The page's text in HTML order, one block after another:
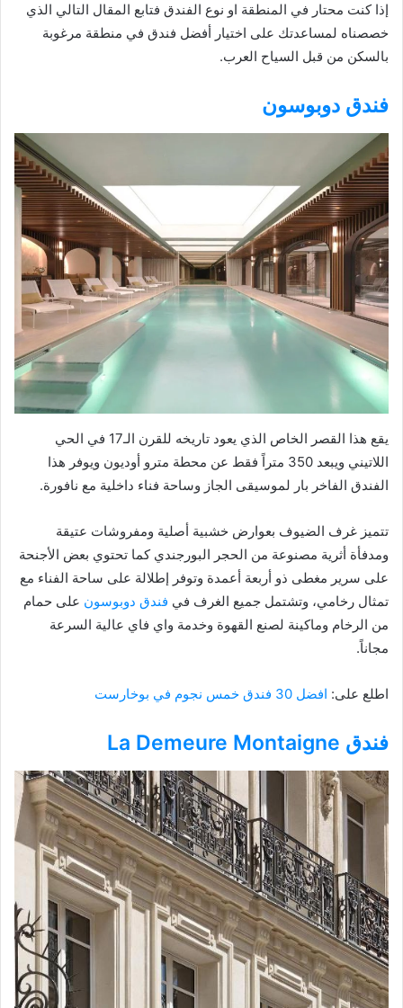
إذا كنت محتار في المنطقة او نوع الفندق فتابع المقال التالي الذي
خصصناه لمساعدتك على اختيار أفضل فندق في منطقة مرغوبة
بالسكن من قبل السياح العرب.
فندق دوبوسون
يقع هذا القصر الخاص الذي يعود تاريخه للقرن الـ17 في الحي
اللاتيني ويبعد 350 متراً فقط عن محطة مترو أوديون ويوفر هذا
الفندق الفاخر بار لموسيقى الجاز وساحة فناء داخلية مع نافورة.
تتميز غرف الضيوف بعوارض خشبية أصلية ومفروشات عتيقة
ومدفأة أثرية مصنوعة من الحجر البورجندي كما تحتوي بعض الأجنحة
على سرير مغطى ذو أربعة أعمدة وتوفر إطلالة على ساحة الفناء مع
تمثال رخامي، وتشتمل جميع الغرف في فندق دوبوسون على حمام
من الرخام وماكينة لصنع القهوة وخدمة واي فاي عالية السرعة
مجاناً.
اطلع على: افضل 30 فندق خمس نجوم في بوخارست
فندق La Demeure Montaigne